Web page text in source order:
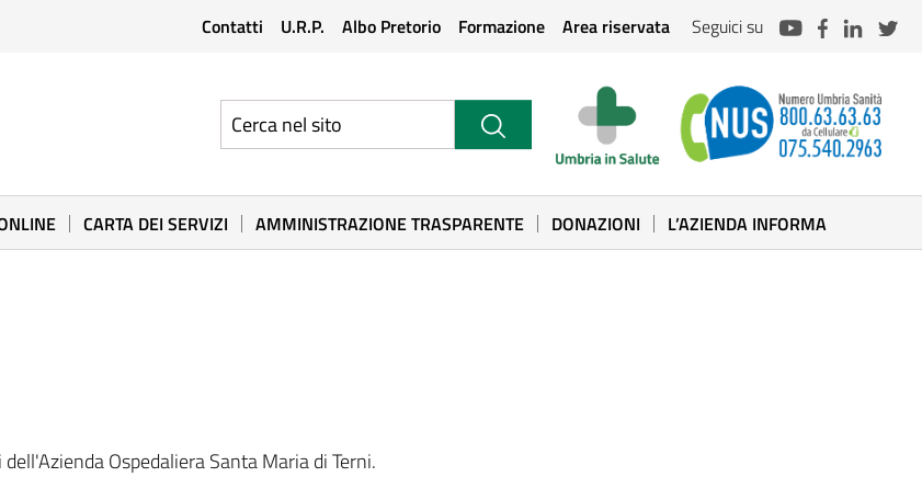
Contatti U.R.P. Albo Pretorio Formazione Area riservata Seguici su
CARTA DEI SERVIZI AMMINISTRAZIONE TRASPARENTE DONAZIONI L’AZIENDA INFORMA
Ospedaliera Santa Maria di Terni.